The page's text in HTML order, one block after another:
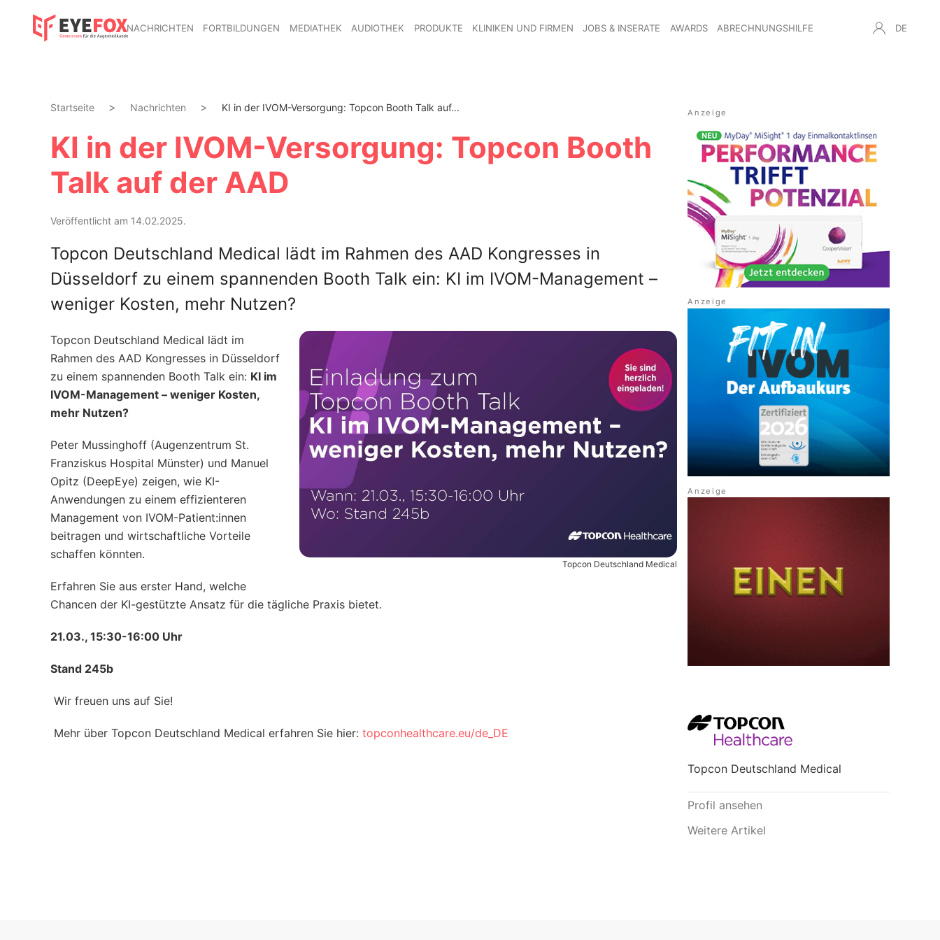
NACHRICHTEN FORTBILDUNGEN MEDIATHEK AUDIOTHEK PRODUKTE KLINIKEN UND FIRMEN JOBS & INSERATE AWARDS ABRECHNUNGSHILFE DE
Startseite Nachrichten KI in der IVOM-Versorgung: Topcon Booth Talk auf...
KI in der IVOM-Versorgung: Topcon Booth
Talk auf der AAD
Veröffentlicht am 14.02.2025.
Topcon Deutschland Medical lädt im Rahmen des AAD Kongresses in
Düsseldorf zu einem spannenden Booth Talk ein: KI im IVOM-Management –
weniger Kosten, mehr Nutzen?
Topcon Deutschland Medical
Topcon Deutschland Medical lädt im
Rahmen des AAD Kongresses in Düsseldorf
zu einem spannenden Booth Talk ein: KI im
IVOM-Management – weniger Kosten,
mehr Nutzen?
Peter Mussinghoff (Augenzentrum St.
Franziskus Hospital Münster) und Manuel
Opitz (DeepEye) zeigen, wie KI-
Anwendungen zu einem effizienteren
Management von IVOM-Patient:innen
beitragen und wirtschaftliche Vorteile
schaffen könnten.
Erfahren Sie aus erster Hand, welche
Chancen der KI-gestützte Ansatz für die tägliche Praxis bietet.
21.03., 15:30-16:00 Uhr
Stand 245b
Wir freuen uns auf Sie!
Mehr über Topcon Deutschland Medical erfahren Sie hier: topconhealthcare.eu/de_DE
Topcon Deutschland Medical
Profil ansehen
Weitere Artikel